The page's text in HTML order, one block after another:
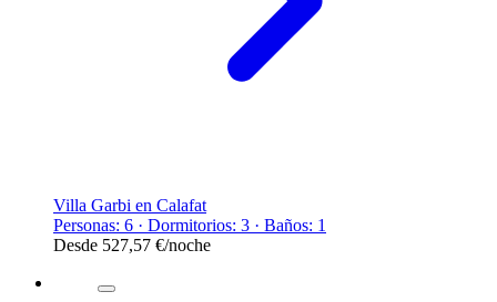
Villa Garbi en Calafat
Personas: 6 · Dormitorios: 3 · Baños: 1
Desde 527,57 €/noche